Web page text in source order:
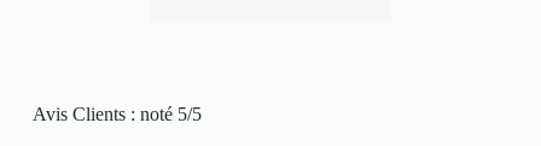
Avis Clients : noté 5/5